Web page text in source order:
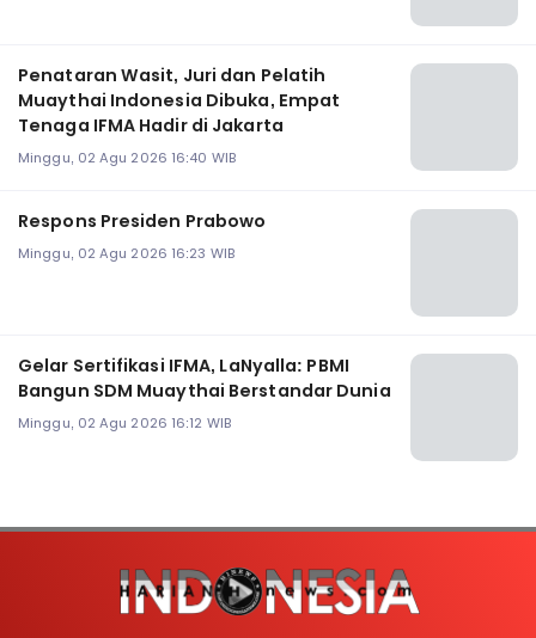
Penataran Wasit, Juri dan Pelatih
Muaythai Indonesia Dibuka, Empat
Tenaga IFMA Hadir di Jakarta
Minggu, 02 Agu 2026 16:40 WIB
Respons Presiden Prabowo
Minggu, 02 Agu 2026 16:23 WIB
Gelar Sertifikasi IFMA, LaNyalla: PBMI
Bangun SDM Muaythai Berstandar Dunia
Minggu, 02 Agu 2026 16:12 WIB